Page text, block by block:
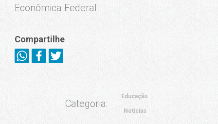
Econômica Federal.
Compartilhe
Categoria:
Educação
Notícias